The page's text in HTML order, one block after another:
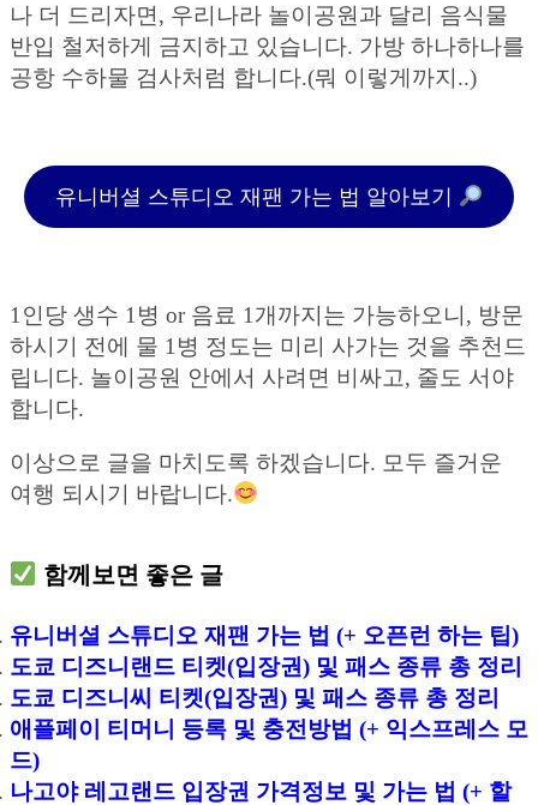
나 더 드리자면, 우리나라 놀이공원과 달리 음식물
반입 철저하게 금지하고 있습니다. 가방 하나하나를
공항 수하물 검사처럼 합니다.(뭐 이렇게까지..)
유니버셜 스튜디오 재팬 가는 법 알아보기
1인당 생수 1병 or 음료 1개까지는 가능하오니, 방문
하시기 전에 물 1병 정도는 미리 사가는 것을 추천드
립니다. 놀이공원 안에서 사려면 비싸고, 줄도 서야
합니다.
이상으로 글을 마치도록 하겠습니다. 모두 즐거운
여행 되시기 바랍니다.
함께보면 좋은 글
유니버셜 스튜디오 재팬 가는 법 (+ 오픈런 하는 팁)
도쿄 디즈니랜드 티켓(입장권) 및 패스 종류 총 정리
도쿄 디즈니씨 티켓(입장권) 및 패스 종류 총 정리
애플페이 티머니 등록 및 충전방법 (+ 익스프레스 모
드)
나고야 레고랜드 입장권 가격정보 및 가는 법 (+ 할